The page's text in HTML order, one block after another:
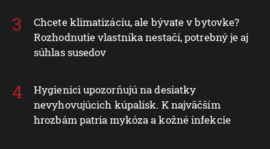
Chcete klimatizáciu, ale bývate v bytovke?
Rozhodnutie vlastníka nestačí, potrebný je aj
súhlas susedov
Hygienici upozorňujú na desiatky
nevyhovujúcich kúpalísk. K najväčším
hrozbám patria mykóza a kožné infekcie